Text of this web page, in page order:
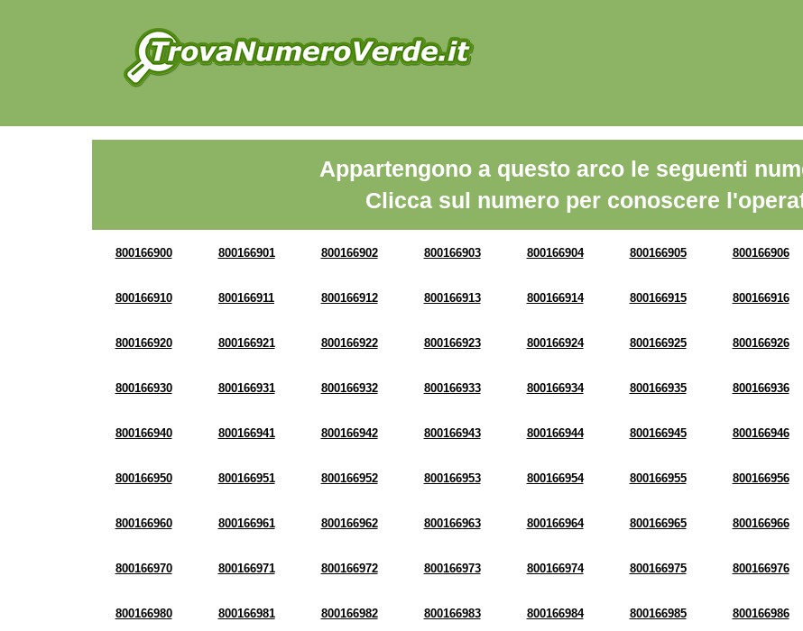
Appartengono a questo arco le seguenti
Clicca sul numero per conoscere
800166900 800166901 800166902 800166903 800166904 800166905 800166906
800166910 800166911 800166912 800166913 800166914 800166915 800166916
800166920 800166921 800166922 800166923 800166924 800166925 800166926
800166930 800166931 800166932 800166933 800166934 800166935 800166936
800166940 800166941 800166942 800166943 800166944 800166945 800166946
800166950 800166951 800166952 800166953 800166954 800166955 800166956
800166960 800166961 800166962 800166963 800166964 800166965 800166966
800166970 800166971 800166972 800166973 800166974 800166975 800166976
800166980 800166981 800166982 800166983 800166984 800166985 800166986